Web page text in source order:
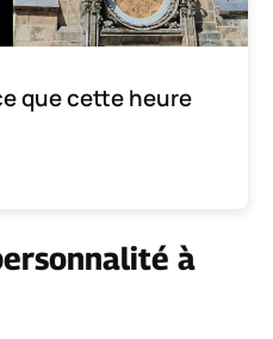
que cette heure
à